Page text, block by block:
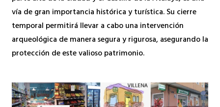
vía de gran importancia histórica y turística. Su cierre
temporal permitirá llevar a cabo una intervención
arqueológica de manera segura y rigurosa, asegurando la
protección de este valioso patrimonio.